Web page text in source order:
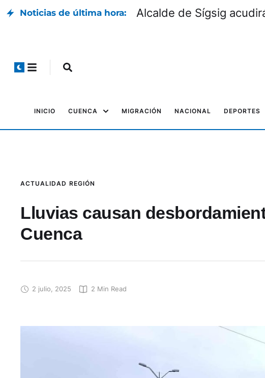
Noticias de última hora: Alcalde de Sígsig
INICIO CUENCA MIGRACIÓN NACIONAL DEPORTES
ACTUALIDAD REGIÓN
Lluvias causan
Cuenca
2 julio, 2025 2 Min Read